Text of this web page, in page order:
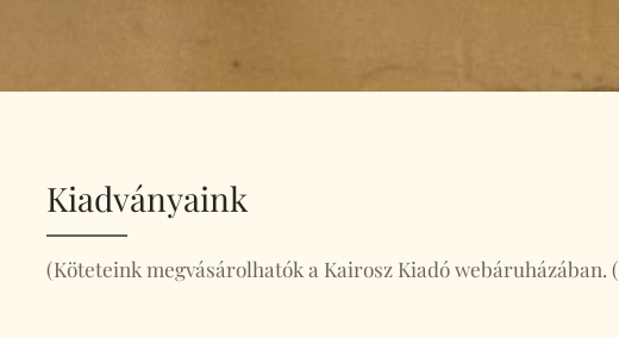
Kiadványaink
(Köteteink megvásárolhatók a Kairosz Kiadó webáruházában. (